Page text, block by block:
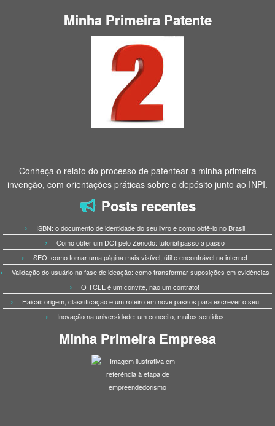
Minha Primeira Patente
Conheça o relato do processo de patentear a minha primeira
invenção, com orientações práticas sobre o depósito junto ao INPI.
Posts recentes
ISBN: o documento de identidade do seu livro e como obtê-lo no Brasil
Como obter um DOI pelo Zenodo: tutorial passo a passo
SEO: como tornar uma página mais visível, útil e encontrável na internet
Validação do usuário na fase de ideação: como transformar suposições em evidências
O TCLE é um convite, não um contrato!
Haicai: origem, classificação e um roteiro em nove passos para escrever o seu
Inovação na universidade: um conceito, muitos sentidos
Minha Primeira Empresa